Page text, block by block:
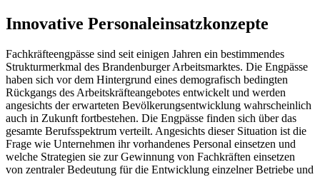
Innovative Personaleinsatzkonzepte
Fachkräfteengpässe sind seit einigen Jahren ein bestimmendes
Strukturmerkmal des Brandenburger Arbeitsmarktes. Die Engpässe
haben sich vor dem Hintergrund eines demografisch bedingten
Rückgangs des Arbeitskräfteangebotes entwickelt und werden
angesichts der erwarteten Bevölkerungsentwicklung wahrscheinlich
auch in Zukunft fortbestehen. Die Engpässe finden sich über das
gesamte Berufsspektrum verteilt. Angesichts dieser Situation ist die
Frage wie Unternehmen ihr vorhandenes Personal einsetzen und
welche Strategien sie zur Gewinnung von Fachkräften einsetzen
von zentraler Bedeutung für die Entwicklung einzelner Betriebe und